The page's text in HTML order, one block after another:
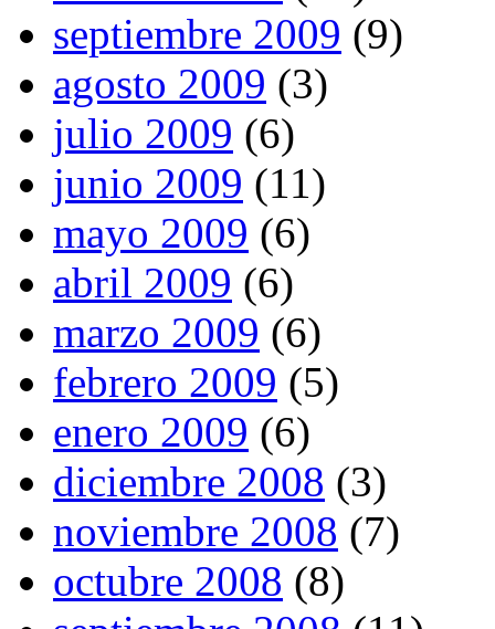
septiembre 2009 (9)
agosto 2009 (3)
julio 2009 (6)
junio 2009 (11)
mayo 2009 (6)
abril 2009 (6)
marzo 2009 (6)
febrero 2009 (5)
enero 2009 (6)
diciembre 2008 (3)
noviembre 2008 (7)
octubre 2008 (8)